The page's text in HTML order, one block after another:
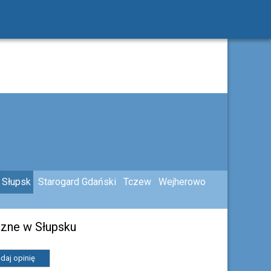
Słupsk Starogard Gdański Tczew Wejherowo
w Słupsku
opinię